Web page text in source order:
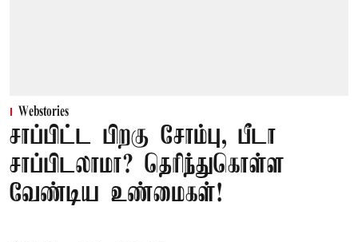
Webstories
சாப்பிட்ட பிறகு சோம்பு, பீடா
சாப்பிடலாமா? தெரிந்துகொள்ள
வேண்டிய உண்மைகள்!